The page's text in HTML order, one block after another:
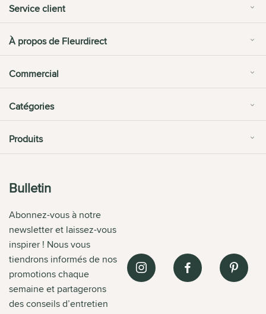
Service client
À propos de Fleurdirect
Commercial
Catégories
Produits
Bulletin
Abonnez-vous à notre
newsletter et laissez-vous
inspirer ! Nous vous
tiendrons informés de nos
promotions chaque
semaine et partagerons
des conseils d’entretien